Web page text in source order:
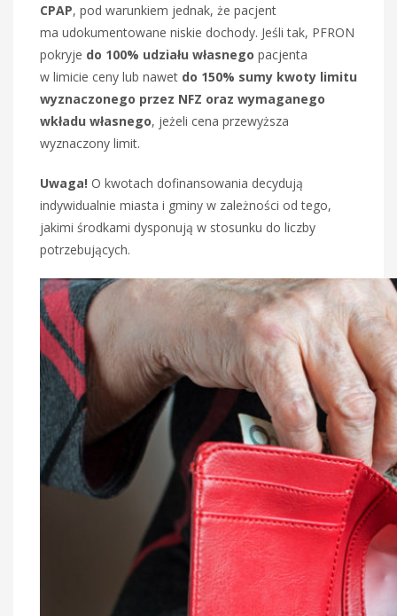
CPAP, pod warunkiem jednak, że pacjent
ma udokumentowane niskie dochody. Jeśli tak, PFRON
pokryje do 100% udziału własnego pacjenta
w limicie ceny lub nawet do 150% sumy kwoty limitu
wyznaczonego przez NFZ oraz wymaganego
wkładu własnego, jeżeli cena przewyższa
wyznaczony limit.
Uwaga! O kwotach dofinansowania decydują
indywidualnie miasta i gminy w zależności od tego,
jakimi środkami dysponują w stosunku do liczby
potrzebujących.